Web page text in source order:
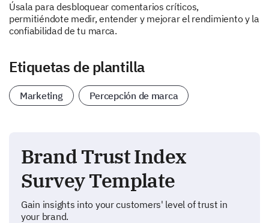
Úsala para desbloquear comentarios críticos,
permitiéndote medir, entender y mejorar el rendimiento y la
confiabilidad de tu marca.
Etiquetas de plantilla
Marketing Percepción de marca
Brand Trust Index
Survey Template
Gain insights into your customers' level of trust in
your brand.